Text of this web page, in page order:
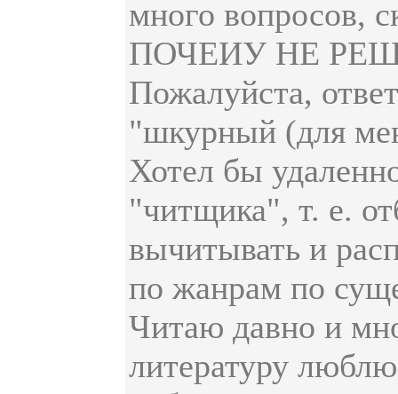
много вопросов,
ПОЧЕИУ НЕ
Пожалуйста,
"шкурный (для
Хотел бы
"читщика", т. е.
вычитывать и
по жанрам по
Читаю давно и
литературу